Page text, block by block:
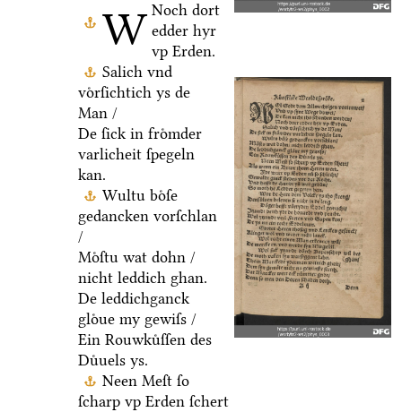
W Noch dort
edder hyr
vp Erden.
Salich vnd
voͤrſichtich ys de
Man /
De ſick in froͤmder
varlicheit ſpegeln
kan.
Wultu boͤſe
gedancken vorſchlan
/
Moͤſtu wat dohn /
nicht leddich ghan.
De leddichganck
gloͤue my gewiſs /
Ein Rouwkuͤſſen des
Duͤuels ys.
Neen Meſt ſo
ſcharp vp Erden ſchert